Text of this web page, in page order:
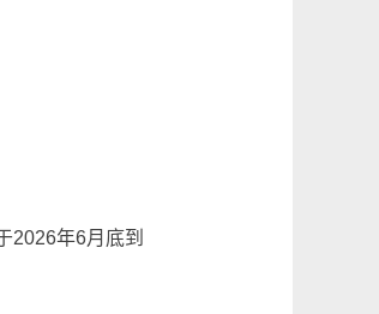
2026年6月底到